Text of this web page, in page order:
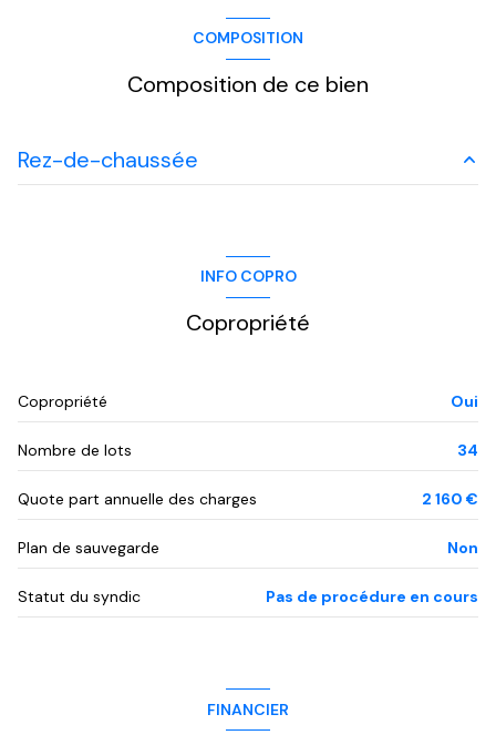
COMPOSITION
Composition de ce bien
Rez-de-chaussée
INFO COPRO
Copropriété
Copropriété Oui
Nombre de lots 34
Quote part annuelle des charges 2 160 €
Plan de sauvegarde Non
Statut du syndic Pas de procédure en cours
FINANCIER